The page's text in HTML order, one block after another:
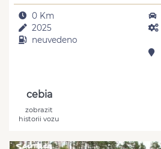
0 Km
2025
neuvedeno
cebia
zobrazit
historii vozu